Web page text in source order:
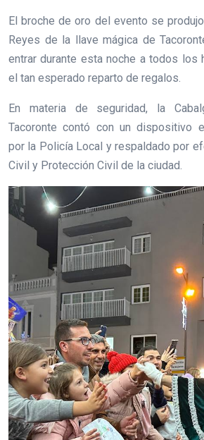
El broche de oro del evento se
Reyes de la llave mágica de
entrar durante esta noche a todos los
el tan esperado reparto de regalos.
En materia de seguridad, la
Tacoronte contó con un dispositivo
por la Policía Local y respaldado por
Civil y Protección Civil de la ciudad.